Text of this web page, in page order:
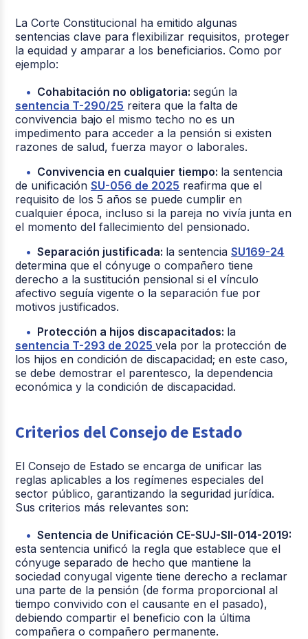
La Corte Constitucional ha emitido algunas
sentencias clave para flexibilizar requisitos, proteger
la equidad y amparar a los beneficiarios. Como por
ejemplo:
Cohabitación no obligatoria:según la
sentencia T-290/25 reitera que la falta de
convivencia bajo el mismo techo no es un
impedimento para acceder a la pensión si existen
razones de salud, fuerza mayor o laborales.
Convivencia en cualquier tiempo: la sentencia
de unificaciónSU-056 de 2025 reafirma que el
requisito de los 5 años se puede cumplir en
cualquier época, incluso si la pareja no vivía junta en
el momento del fallecimiento del pensionado.
Separación justificada: la sentenciaSU169-24
determina que el cónyuge o compañero tiene
derecho a la sustitución pensional si el vínculo
afectivo seguía vigente o la separación fue por
motivos justificados.
Protección a hijos discapacitados: la
sentencia T-293 de 2025vela por la protección de
los hijos en condición de discapacidad; en este caso,
se debe demostrar el parentesco, la dependencia
económica y la condición de discapacidad.
Criterios del Consejo de Estado
El Consejo de Estado se encarga de unificar las
reglas aplicables a los regímenes especiales del
sector público, garantizando la seguridad jurídica.
Sus criterios más relevantes son:
Sentencia de Unificación CE-SUJ-SII-014-2019:
esta sentencia unificó la regla que establece que el
cónyuge separado de hecho que mantiene la
sociedad conyugal vigente tiene derecho a reclamar
una parte de la pensión (de forma proporcional al
tiempo convivido con el causante en el pasado),
debiendo compartir el beneficio con la última
compañera o compañero permanente.